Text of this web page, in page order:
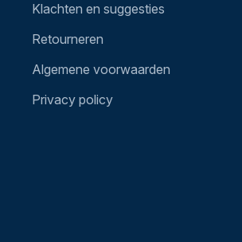
Klachten en suggesties
Retourneren
Algemene voorwaarden
Privacy policy